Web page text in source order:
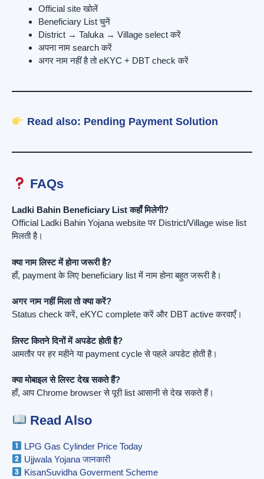
Official site खोलें
Beneficiary List चुनें
District → Taluka → Village select करें
अपना नाम search करें
अगर नाम नहीं है तो eKYC + DBT check करें
Read also: Pending Payment Solution
FAQs
Ladki Bahin Beneficiary List कहाँ मिलेगी?
Official Ladki Bahin Yojana website पर District/Village wise list
मिलती है।
क्या नाम लिस्ट में होना जरूरी है?
हाँ, payment के लिए beneficiary list में नाम होना बहुत जरूरी है।
अगर नाम नहीं मिला तो क्या करें?
Status check करें, eKYC complete करें और DBT active करवाएँ।
लिस्ट कितने दिनों में अपडेट होती है?
आमतौर पर हर महीने या payment cycle से पहले अपडेट होती है।
क्या मोबाइल से लिस्ट देख सकते हैं?
हाँ, आप Chrome browser से पूरी list आसानी से देख सकते हैं।
Read Also
LPG Gas Cylinder Price Today
Ujjwala Yojana जानकारी
KisanSuvidha Goverment Scheme